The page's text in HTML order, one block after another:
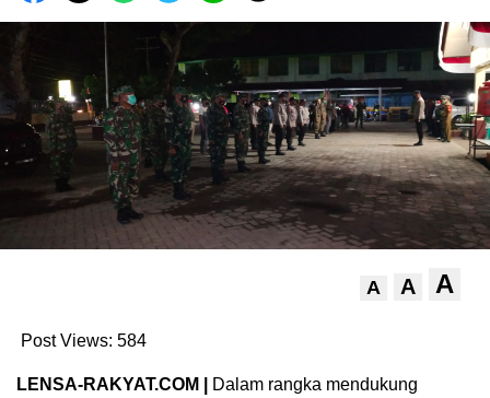
A A A
Post Views: 584
LENSA-RAKYAT.COM |
Dalam rangka mendukung